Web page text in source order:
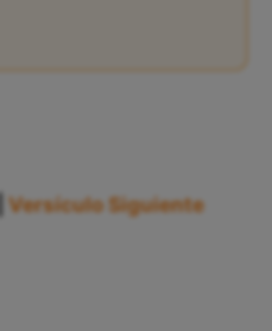
Versículo Siguiente